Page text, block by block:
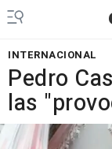
INTERNACIONAL
Pedro
las